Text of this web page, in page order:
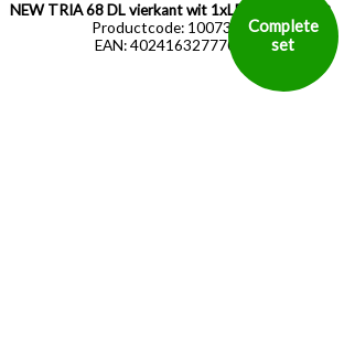
NEW TRIA 68 DL vierkant wit 1xLED 3000K 38°
Productcode: 1007397
EAN: 4024163277709
Complete
set